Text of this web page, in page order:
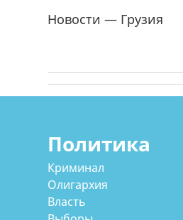
Новости — Грузия
Политика
Криминал
Олигархия
Власть